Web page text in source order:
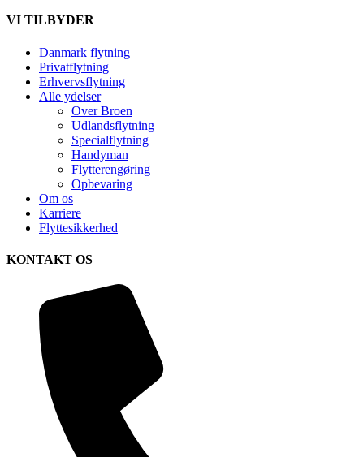
VI TILBYDER
Danmark flytning
Privatflytning
Erhvervsflytning
Alle ydelser
Over Broen
Udlandsflytning
Specialflytning
Handyman
Flytterengøring
Opbevaring
Om os
Karriere
Flyttesikkerhed
KONTAKT OS